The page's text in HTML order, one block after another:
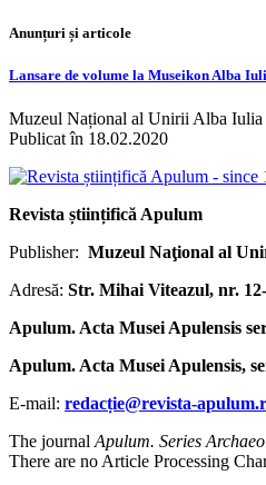
Anunțuri și articole
Lansare de volume la Museikon Alba
Muzeul Național al Unirii Alba
Publicat în 18.02.2020
Revista științifică Apulum
Publisher: Muzeul Naţional al
Adresă: Str. Mihai Viteazul, nr.
Apulum. Acta Musei Apulensis
Apulum. Acta Musei Apulensis,
E-mail: redacție@revista-
The journalApulum. Series
There are no Article Processing